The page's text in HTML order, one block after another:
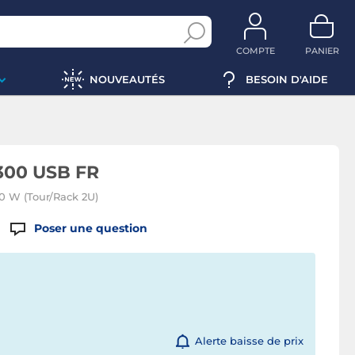
COMPTE PANIER
NOUVEAUTÉS BESOIN D'AIDE
USB FR
W (Tour/Rack 2U)
Poser une question
Alerte baisse de prix